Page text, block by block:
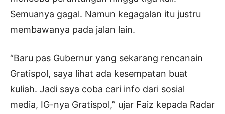
Semuanya gagal. Namun kegagalan itu justru
membawanya pada jalan lain.
“Baru pas Gubernur yang sekarang rencanain
Gratispol, saya lihat ada kesempatan buat
kuliah. Jadi saya coba cari info dari sosial
media, IG-nya Gratispol,” ujar Faiz kepada Radar